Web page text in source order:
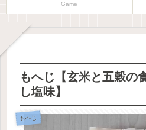
Game
もへじ【玄米と五穀
し塩味】
もへじ